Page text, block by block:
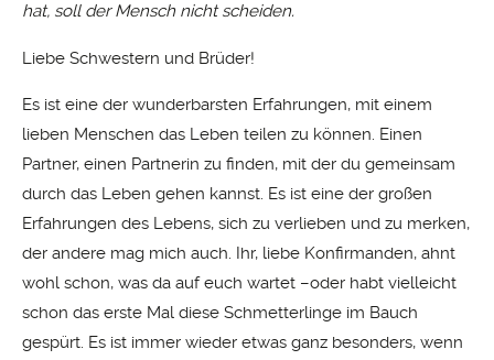
hat, soll der Mensch nicht scheiden.
Liebe Schwestern und Brüder!
Es ist eine der wunderbarsten Erfahrungen, mit einem
lieben Menschen das Leben teilen zu können. Einen
Partner, einen Partnerin zu finden, mit der du gemeinsam
durch das Leben gehen kannst. Es ist eine der großen
Erfahrungen des Lebens, sich zu verlieben und zu merken,
der andere mag mich auch. Ihr, liebe Konfirmanden, ahnt
wohl schon, was da auf euch wartet –oder habt vielleicht
schon das erste Mal diese Schmetterlinge im Bauch
gespürt. Es ist immer wieder etwas ganz besonders, wenn